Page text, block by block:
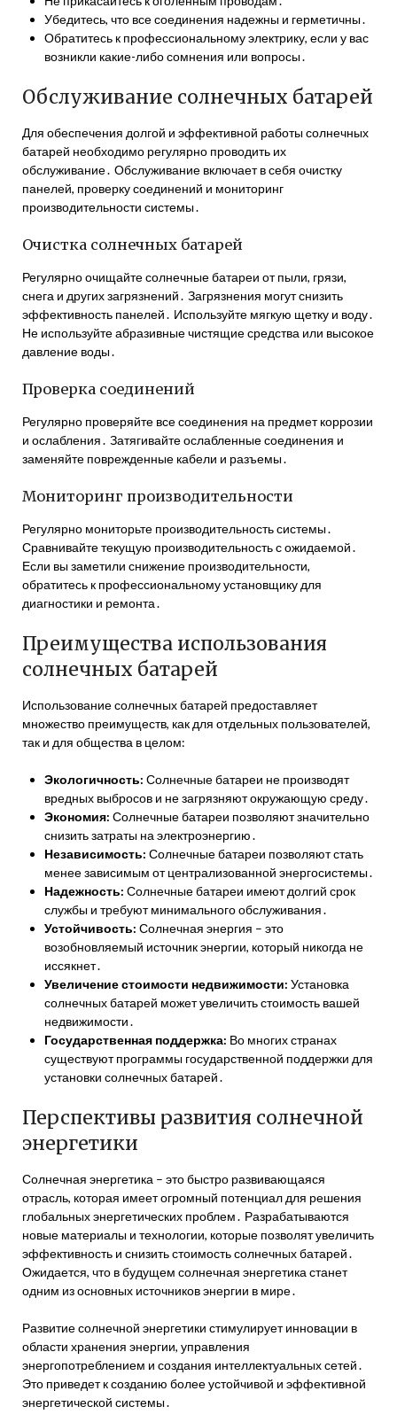
Убедитесь, что все соединения надежны и герметичны․
Обратитесь к профессиональному электрику, если у вас
возникли какие-либо сомнения или вопросы․
Обслуживание солнечных батарей
Для обеспечения долгой и эффективной работы солнечных
батарей необходимо регулярно проводить их
обслуживание․ Обслуживание включает в себя очистку
панелей, проверку соединений и мониторинг
производительности системы․
Очистка солнечных батарей
Регулярно очищайте солнечные батареи от пыли, грязи,
снега и других загрязнений․ Загрязнения могут снизить
эффективность панелей․ Используйте мягкую щетку и воду․
Не используйте абразивные чистящие средства или высокое
давление воды․
Проверка соединений
Регулярно проверяйте все соединения на предмет коррозии
и ослабления․ Затягивайте ослабленные соединения и
заменяйте поврежденные кабели и разъемы․
Мониторинг производительности
Регулярно мониторьте производительность системы․
Сравнивайте текущую производительность с ожидаемой․
Если вы заметили снижение производительности,
обратитесь к профессиональному установщику для
диагностики и ремонта․
Преимущества использования
солнечных батарей
Использование солнечных батарей предоставляет
множество преимуществ, как для отдельных пользователей,
так и для общества в целом:
Экологичность: Солнечные батареи не производят
вредных выбросов и не загрязняют окружающую среду․
Экономия: Солнечные батареи позволяют значительно
снизить затраты на электроэнергию․
Независимость: Солнечные батареи позволяют стать
менее зависимым от централизованной энергосистемы․
Надежность: Солнечные батареи имеют долгий срок
службы и требуют минимального обслуживания․
Устойчивость: Солнечная энергия – это
возобновляемый источник энергии, который никогда не
иссякнет․
Увеличение стоимости недвижимости: Установка
солнечных батарей может увеличить стоимость вашей
недвижимости․
Государственная поддержка: Во многих странах
существуют программы государственной поддержки для
установки солнечных батарей․
Перспективы развития солнечной
энергетики
Солнечная энергетика – это быстро развивающаяся
отрасль, которая имеет огромный потенциал для решения
глобальных энергетических проблем․ Разрабатываются
новые материалы и технологии, которые позволят увеличить
эффективность и снизить стоимость солнечных батарей․
Ожидается, что в будущем солнечная энергетика станет
одним из основных источников энергии в мире․
Развитие солнечной энергетики стимулирует инновации в
области хранения энергии, управления
энергопотреблением и создания интеллектуальных сетей․
Это приведет к созданию более устойчивой и эффективной
энергетической системы․